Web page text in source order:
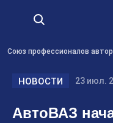
Союз профессионалов
НОВОСТИ 23 июл.
АвтоВАЗ